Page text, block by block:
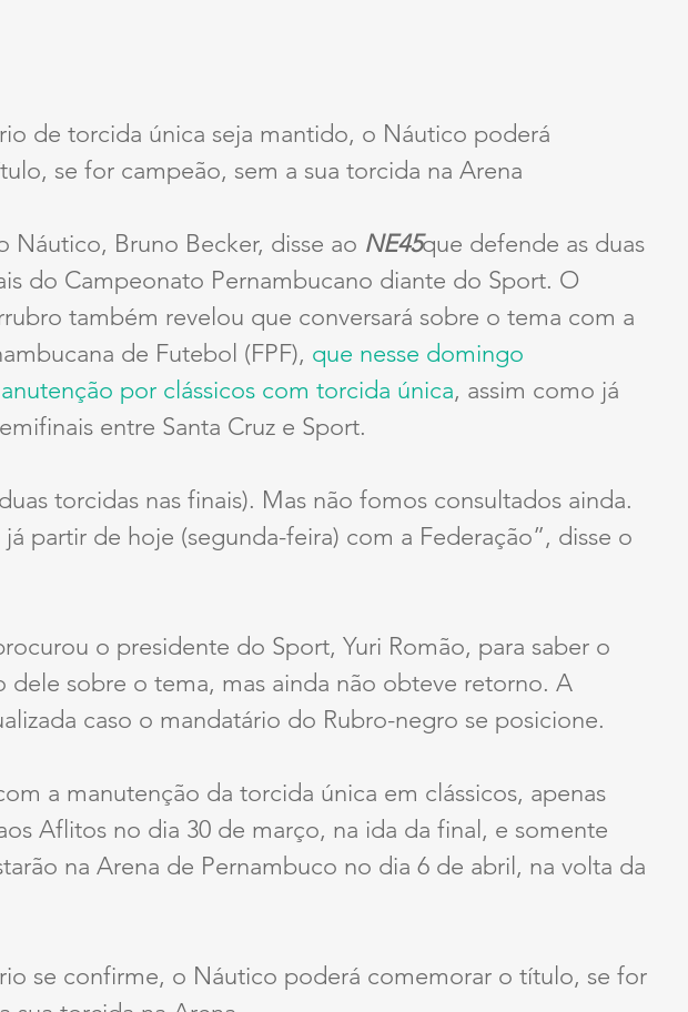
de torcida única seja mantido, o Náutico poderá
se for campeão, sem a sua torcida na Arena
Náutico, Bruno Becker, disse ao NE45que defende as duas
do Campeonato Pernambucano diante do Sport. O
também revelou que conversará sobre o tema com a
de Futebol (FPF), que nesse domingo
por clássicos com torcida única, assim como já
entre Santa Cruz e Sport.
torcidas nas finais). Mas não fomos consultados ainda.
já partir de hoje (segunda-feira) com a Federação”, disse o
o presidente do Sport, Yuri Romão, para saber o
dele sobre o tema, mas ainda não obteve retorno. A
caso o mandatário do Rubro-negro se posicione.
a manutenção da torcida única em clássicos, apenas
Aflitos no dia 30 de março, na ida da final, e somente
na Arena de Pernambuco no dia 6 de abril, na volta da
se confirme, o Náutico poderá comemorar o título, se for